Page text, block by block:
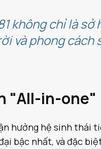
không chỉ là
và phong
"All-in-one"
hưởng hệ sinh thái
bậc nhất, và đặc